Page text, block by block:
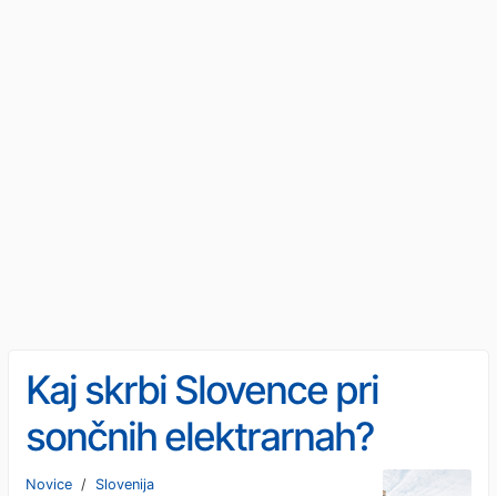
Kaj skrbi Slovence pri
sončnih elektrarnah?
Novice / Slovenija